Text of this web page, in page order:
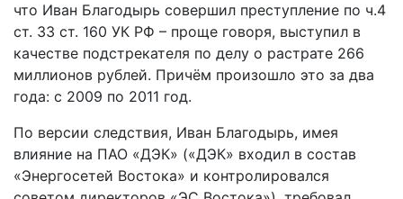
что Иван Благодырь совершил преступление по ч.4
ст. 33 ст. 160 УК РФ – проще говоря, выступил в
качестве подстрекателя по делу о растрате 266
миллионов рублей. Причём произошло это за два
года: с 2009 по 2011 год.
По версии следствия, Иван Благодырь, имея
влияние на ПАО «ДЭК» («ДЭК» входил в состав
«Энергосетей Востока» и контролировался